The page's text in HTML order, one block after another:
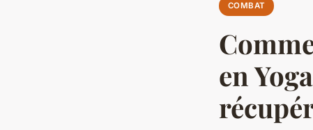
COMBAT
en